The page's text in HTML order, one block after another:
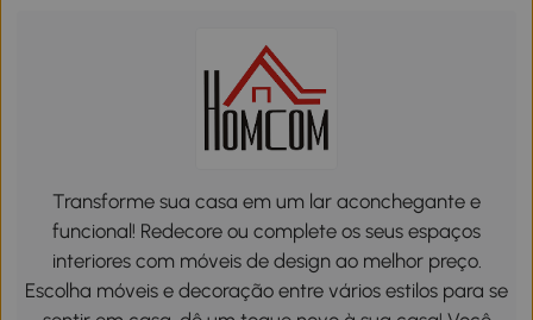
Transforme sua casa em um lar aconchegante e
funcional! Redecore ou complete os seus espaços
interiores com móveis de design ao melhor preço.
Escolha móveis e decoração entre vários estilos para se